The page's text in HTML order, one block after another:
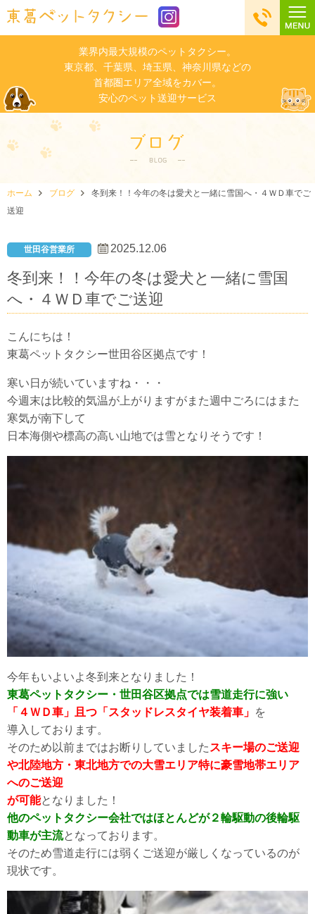
業界内最大規模のペットタクシー。
東京都、千葉県、埼玉県、神奈川県などの
首都圏エリア全域をカバー。
安心のペット送迎サービス
ホーム ブログ
冬到来！！今年の冬は愛犬と一緒に雪国へ・４ＷＤ車でご
送迎
世田谷営業所 2025.12.06
冬到来！！今年の冬は愛犬と一緒に雪国
へ・４ＷＤ車でご送迎
こんにちは！
東葛ペットタクシー世田谷区拠点です！
寒い日が続いていますね・・・
今週末は比較的気温が上がりますがまた週中ごろにはまた
寒気が南下して
日本海側や標高の高い山地では雪となりそうです！
今年もいよいよ冬到来となりました！
東葛ペットタクシー・世田谷区拠点では雪道走行に強い
「４ＷＤ車」且つ「スタッドレスタイヤ装着車」 を
導入しております。
そのため以前まではお断りしていました スキー場のご送迎
や北陸地方・東北地方での大雪エリア特に豪雪地帯エリア
へのご送迎
が可能となりました！
他のペットタクシー会社ではほとんどが２輪駆動の後輪駆
動車が主流となっております。
そのため雪道走行には弱くご送迎が厳しくなっているのが
現状です。